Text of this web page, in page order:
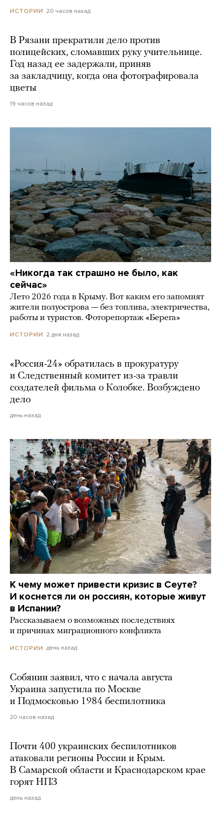
ИСТОРИИ 20 часов назад
В Рязани прекратили дело против
полицейских, сломавших руку учительнице.
Год назад ее задержали, приняв
за закладчицу, когда она фотографировала
цветы
19 часов назад
«Никогда так страшно не было, как
сейчас»
Лето 2026 года в Крыму. Вот каким его запомнят
жители полуострова — без топлива, электричества,
работы и туристов. Фоторепортаж «Берега»
ИСТОРИИ 2 дня назад
«Россия-24» обратилась в прокуратуру
и Следственный комитет из-за травли
создателей фильма о Колобке. Возбуждено
дело
день назад
К чему может привести кризис в Сеуте?
И коснется ли он россиян, которые живут
в Испании?
Рассказываем о возможных последствиях
и причинах миграционного конфликта
ИСТОРИИ день назад
Собянин заявил, что с начала августа
Украина запустила по Москве
и Подмосковью 1984 беспилотника
20 часов назад
Почти 400 украинских беспилотников
атаковали регионы России и Крым.
В Самарской области и Краснодарском крае
горят НПЗ
день назад